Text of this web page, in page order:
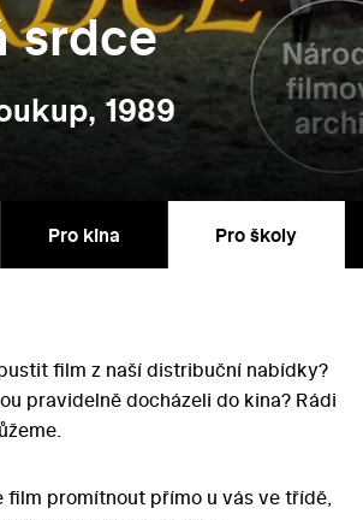
srdce
1989
Pro kina Pro školy
film z naší distribuční nabídky?
pravidelně docházeli do kina? Rádi
film promítnout přímo u vás ve třídě,